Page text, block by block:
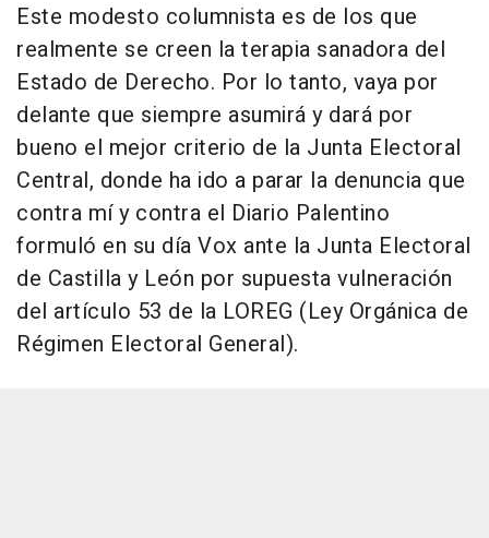
Este modesto columnista es de los que
realmente se creen la terapia sanadora del
Estado de Derecho. Por lo tanto, vaya por
delante que siempre asumirá y dará por
bueno el mejor criterio de la Junta Electoral
Central, donde ha ido a parar la denuncia que
contra mí y contra el Diario Palentino
formuló en su día Vox ante la Junta Electoral
de Castilla y León por supuesta vulneración
del artículo 53 de la LOREG (Ley Orgánica de
Régimen Electoral General).